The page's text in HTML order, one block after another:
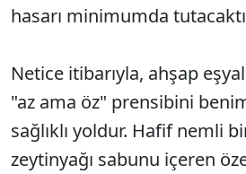
hasarı minimumda
Netice itibarıyla, ahşap
"az ama öz" prensibini
sağlıklı yoldur. Hafif nemli
zeytinyağı sabunu içeren